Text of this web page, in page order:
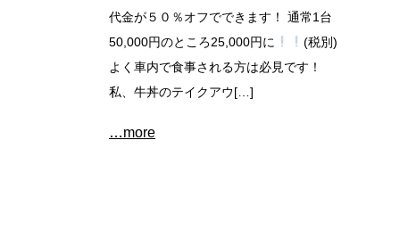
代金が５０％オフでできます！ 通常1台
50,000円のところ25,000円に
(税別)
よく車内で食事される方は必見です！
私、牛丼のテイクアウ[…]
…more